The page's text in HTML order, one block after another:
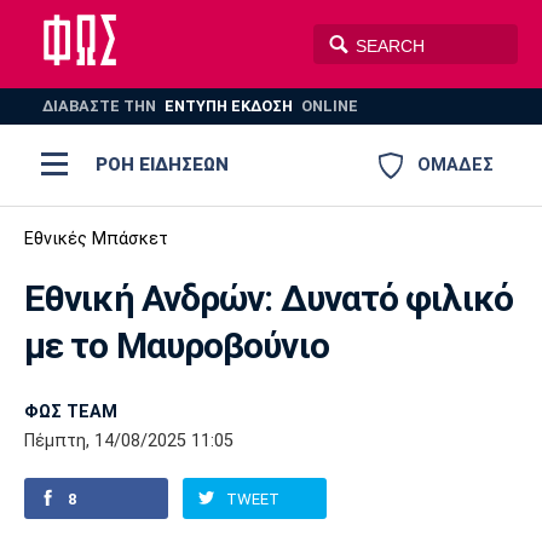
ΔΙΑΒΑΣΤΕ THN ΕΝΤΥΠΗ ΕΚΔΟΣΗ ONLINE
ΟΜΑΔΕΣ
ΡΟΗ ΕΙΔΗΣΕΩΝ
ΠΟΔΟΣΦΑΙΡΟ
ΒΟΛΕΪ ΠΟΛΟ
AUTO-MOTO
Ποδόσφαιρο
Super League 1
Super League 2
Γ Εθνική
Ελλάδα
Μπάσκετ
Ελλάδα
Εθνική
EuroLeague
Ολυμπιακοί Αγώνες
Βόλεϊ
Πόλο
Ολυμπιακός ΑΕΚ
Παναθηναϊκός Ατρόμητος
Εθνικές Μπάσκετ
Εθνική Ανδρών: Δυνατό φιλικό
με το Μαυροβούνιο
ΦΩΣ TEAM
Πέμπτη, 14/08/2025 11:05
8 TWEET